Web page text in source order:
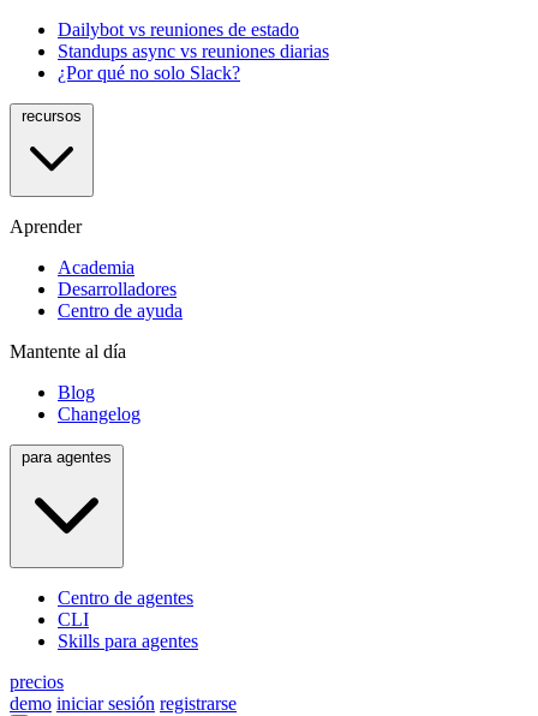
Dailybot vs reuniones de estado
Standups async vs reuniones diarias
¿Por qué no solo Slack?
Aprender
Academia
Desarrolladores
Centro de ayuda
Mantente al día
Blog
Changelog
Centro de agentes
CLI
Skills para agentes
precios
demo iniciar sesión registrarse